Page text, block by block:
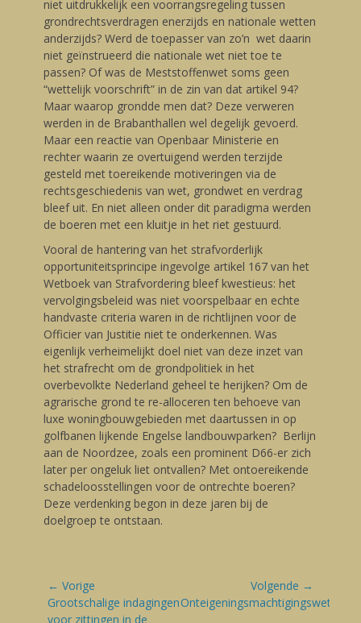
niet uitdrukkelijk een voorrangsregeling tussen
grondrechtsverdragen enerzijds en nationale wetten
anderzijds? Werd de toepasser van zo’n wet daarin
niet geïnstrueerd die nationale wet niet toe te
passen? Of was de Meststoffenwet soms geen
“wettelijk voorschrift” in de zin van dat artikel 94?
Maar waarop grondde men dat? Deze verweren
werden in de Brabanthallen wel degelijk gevoerd.
Maar een reactie van Openbaar Ministerie en
rechter waarin ze overtuigend werden terzijde
gesteld met toereikende motiveringen via de
rechtsgeschiedenis van wet, grondwet en verdrag
bleef uit. En niet alleen onder dit paradigma werden
de boeren met een kluitje in het riet gestuurd.
Vooral de hantering van het strafvorderlijk
opportuniteitsprincipe ingevolge artikel 167 van het
Wetboek van Strafvordering bleef kwestieus: het
vervolgingsbeleid was niet voorspelbaar en echte
handvaste criteria waren in de richtlijnen voor de
Officier van Justitie niet te onderkennen. Was
eigenlijk verheimelijkt doel niet van deze inzet van
het strafrecht om de grondpolitiek in het
overbevolkte Nederland geheel te herijken? Om de
agrarische grond te re-alloceren ten behoeve van
luxe woningbouwgebieden met daartussen in op
golfbanen lijkende Engelse landbouwparken? Berlijn
aan de Noordzee, zoals een prominent D66-er zich
later per ongeluk liet ontvallen? Met ontoereikende
schadeloosstellingen voor de ontrechte boeren?
Deze verdenking begon in deze jaren bij de
doelgroep te ontstaan.
Bericht
navigatie
← Vorige
Vorige
blog:
Grootschalige indagingen
voor zittingen in de
Volgende →
Volgende
Onteigeningsmachtigingswet